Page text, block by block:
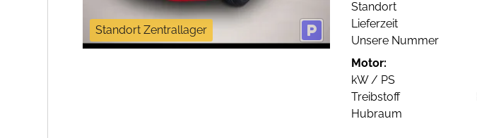
Standort Zentrallager
Standort
Lieferzeit
Unsere Nummer
Motor:
kW / PS
Treibstoff
Hubraum